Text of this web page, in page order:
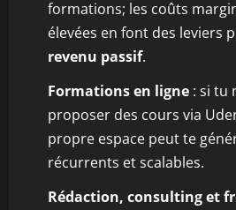
formations; les coûts
élevées en font des leviers
revenu passif.
Formations en ligne : si tu
proposer des cours via
propre espace peut te
récurrents et scalables.
Rédaction, consulting et